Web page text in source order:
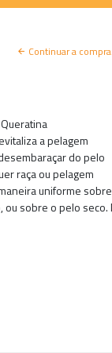
Continuar a
a pelagem
do pelo
raça ou pelagem
uniforme
ou sobre o pelo seco.